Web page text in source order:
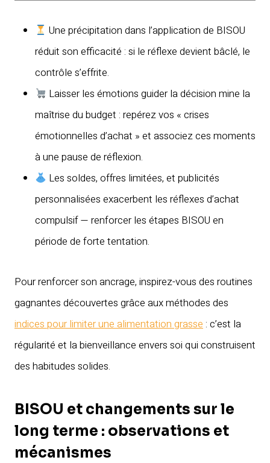
Une précipitation dans l’application de BISOU
réduit son efficacité : si le réflexe devient bâclé, le
contrôle s’effrite.
Laisser les émotions guider la décision mine la
maîtrise du budget : repérez vos « crises
émotionnelles d’achat » et associez ces moments
à une pause de réflexion.
Les soldes, offres limitées, et publicités
personnalisées exacerbent les réflexes d’achat
compulsif — renforcer les étapes BISOU en
période de forte tentation.
Pour renforcer son ancrage, inspirez-vous des routines
gagnantes découvertes grâce aux méthodes des
indices pour limiter une alimentation grasse : c’est la
régularité et la bienveillance envers soi qui construisent
des habitudes solides.
BISOU et changements sur le
long terme : observations et
mécanismes